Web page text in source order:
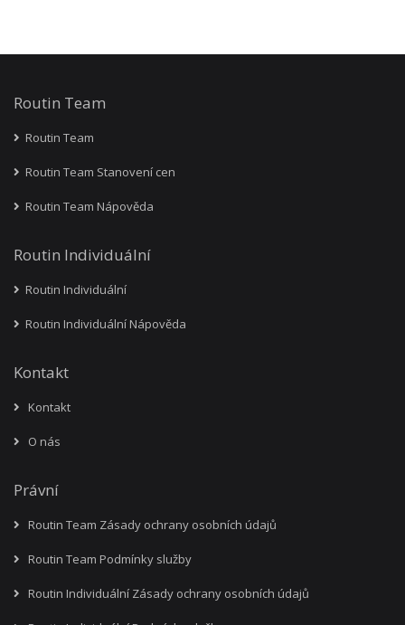
Routin Team
Routin Team
Routin Team Stanovení cen
Routin Team Nápověda
Routin Individuální
Routin Individuální
Routin Individuální Nápověda
Kontakt
Kontakt
O nás
Právní
Routin Team Zásady ochrany osobních údajů
Routin Team Podmínky služby
Routin Individuální Zásady ochrany osobních údajů